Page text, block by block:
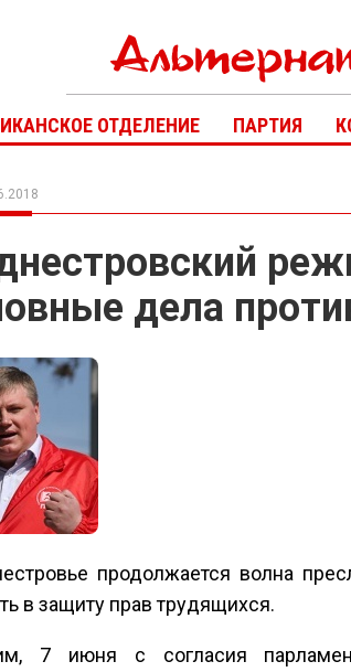
ОТДЕЛЕНИЕ ПАРТИЯ
дела
продолжается волна
в защиту прав трудящихся.
7 июня с согласия